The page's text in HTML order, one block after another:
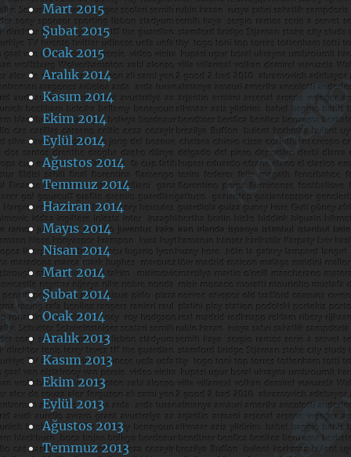
Mart 2015
Şubat 2015
Ocak 2015
Aralık 2014
Kasım 2014
Ekim 2014
Eylül 2014
Ağustos 2014
Temmuz 2014
Haziran 2014
Mayıs 2014
Nisan 2014
Mart 2014
Şubat 2014
Ocak 2014
Aralık 2013
Kasım 2013
Ekim 2013
Eylül 2013
Ağustos 2013
Temmuz 2013